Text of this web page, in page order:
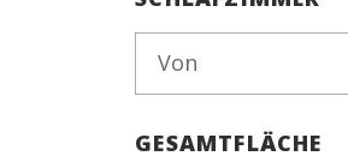
Von
GESAMTFLÄCHE